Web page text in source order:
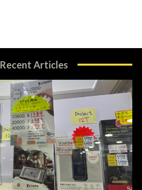
Recent Articles